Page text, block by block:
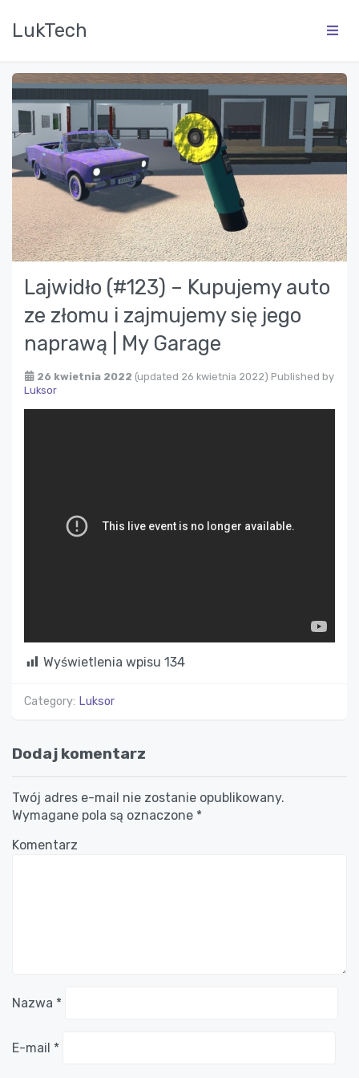
LukTech
Lajwidło (#123) – Kupujemy auto
ze złomu i zajmujemy się jego
naprawą | My Garage
26 kwietnia 2022 (updated 26 kwietnia 2022) Published by
Luksor
Wyświetlenia wpisu 134
Category: Luksor
Dodaj komentarz
Twój adres e-mail nie zostanie opublikowany.
Wymagane pola są oznaczone *
Komentarz
Nazwa *
E-mail *